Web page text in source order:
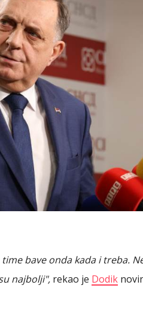
bave onda kada i treba.
najbolji", rekao je Dodik